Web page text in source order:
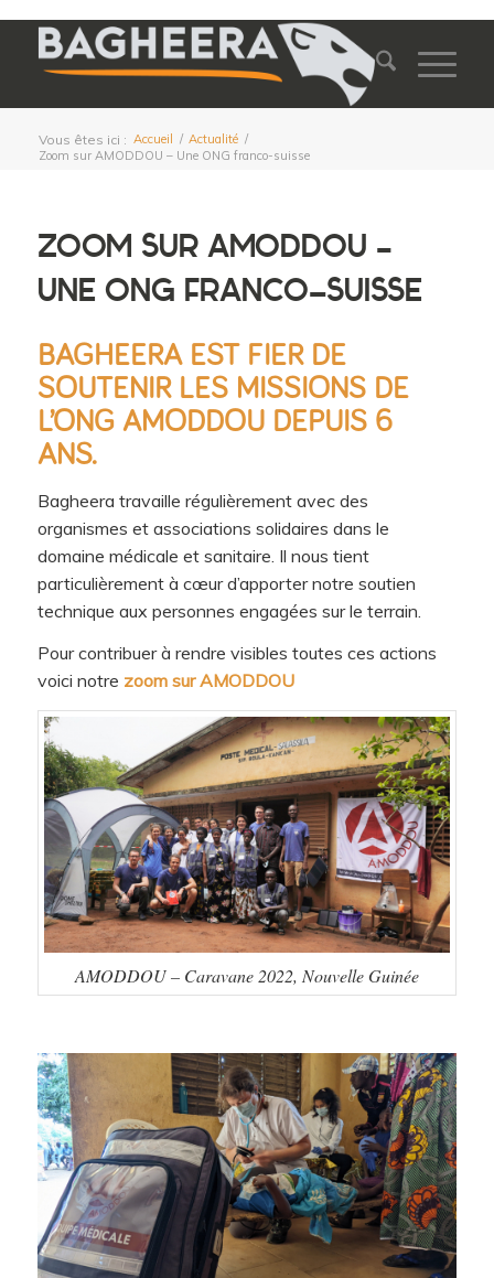
Vous êtes ici : Accueil / Actualité /
Zoom sur AMODDOU – Une ONG franco-suisse
ZOOM SUR AMODDOU –
UNE ONG FRANCO-SUISSE
BAGHEERA EST FIER DE
SOUTENIR LES MISSIONS DE
L’ONG AMODDOU DEPUIS 6
ANS.
Bagheera travaille régulièrement avec des
organismes et associations solidaires dans le
domaine médicale et sanitaire. Il nous tient
particulièrement à cœur d’apporter notre soutien
technique aux personnes engagées sur le terrain.
Pour contribuer à rendre visibles toutes ces actions
voici notre zoom sur AMODDOU
AMODDOU – Caravane 2022, Nouvelle Guinée